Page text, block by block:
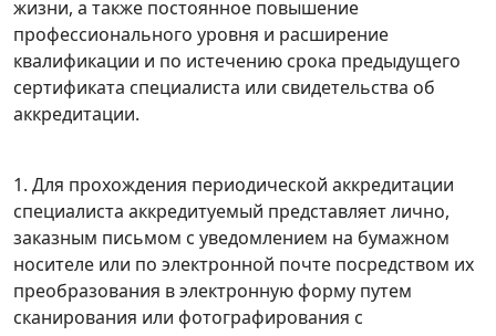
жизни, а также постоянное повышение
профессионального уровня и расширение
квалификации и по истечению срока предыдущего
сертификата специалиста или свидетельства об
аккредитации.
1. Для прохождения периодической аккредитации
специалиста аккредитуемый представляет лично,
заказным письмом с уведомлением на бумажном
носителе или по электронной почте посредством их
преобразования в электронную форму путем
сканирования или фотографирования с